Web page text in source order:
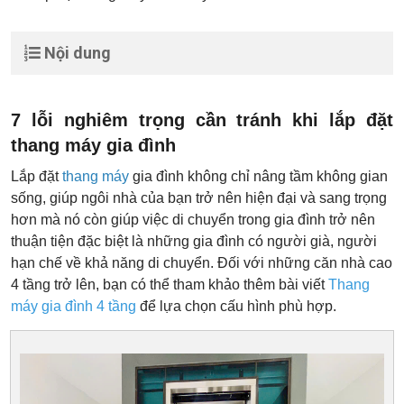
Nội dung
7 lỗi nghiêm trọng cần tránh khi lắp đặt
thang máy gia đình
Lắp đặt thang máy gia đình không chỉ nâng tầm không gian
sống, giúp ngôi nhà của bạn trở nên hiện đại và sang trọng
hơn mà nó còn giúp việc di chuyển trong gia đình trở nên
thuận tiện đặc biệt là những gia đình có người già, người
hạn chế về khả năng di chuyển. Đối với những căn nhà cao
4 tầng trở lên, bạn có thể tham khảo thêm bài viếtThang
máy gia đình 4 tầng để lựa chọn cấu hình phù hợp.